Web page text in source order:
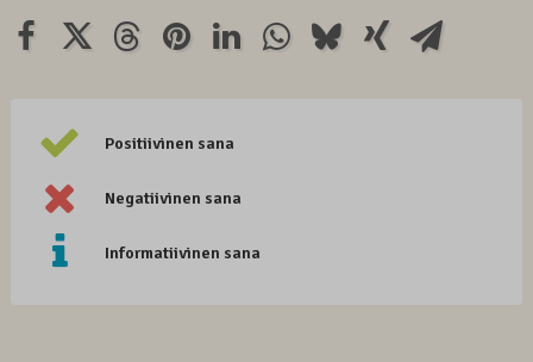
Positiivinen sana
Negatiivinen sana
Informatiivinen sana